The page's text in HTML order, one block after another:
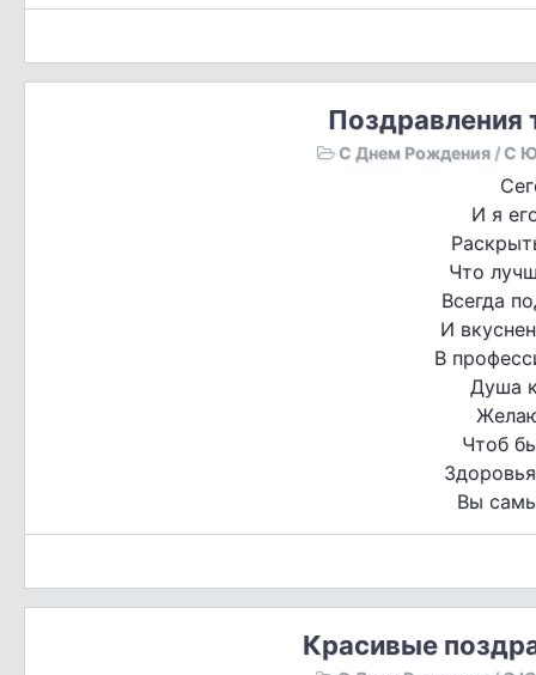
Поздравления
С Днем Рождения/ С
И я
Что
Всегда
И
В
Душа
Чтоб
Вы
Красивые